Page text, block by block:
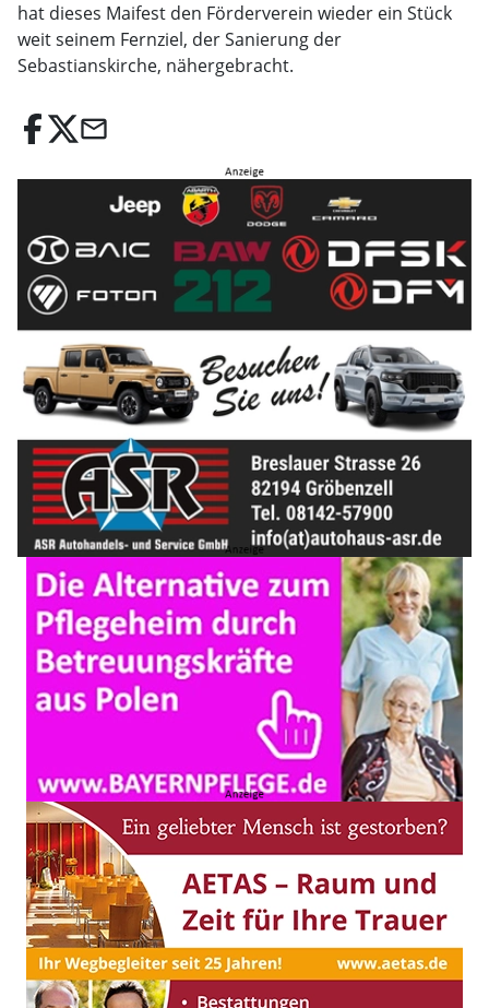
hat dieses Maifest den Förderverein wieder ein Stück
weit seinem Fernziel, der Sanierung der
Sebastianskirche, nähergebracht.
email